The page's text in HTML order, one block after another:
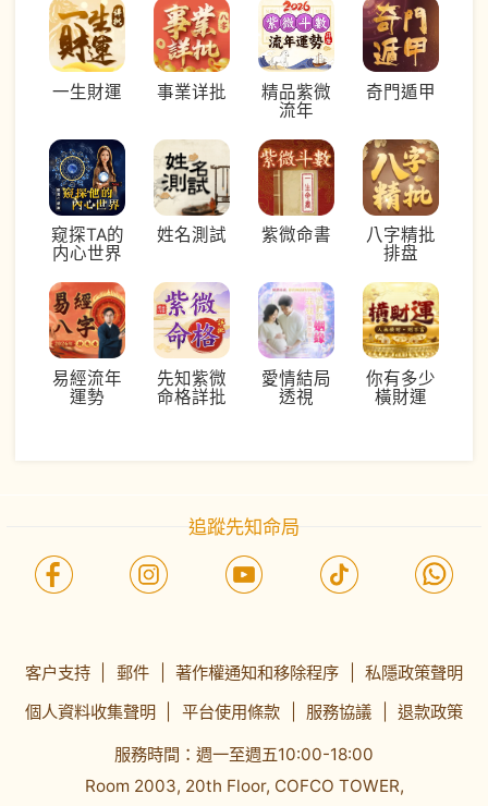
一生財運 事業详批
精品紫微
流年
奇門遁甲
窥探TA的
内心世界
姓名測試 紫微命書
八字精批
排盘
易經流年
運勢
先知紫微
命格詳批
愛情結局
透視
你有多少
橫財運
追蹤先知命局
客户支持 郵件 著作權通知和移除程序
私隱政策聲明
個人資料收集聲明
平台使用條款 服務協議 退款政策
服務時間：週一至週五10:00-18:00
Room 2003, 20th Floor, COFCO TOWER,